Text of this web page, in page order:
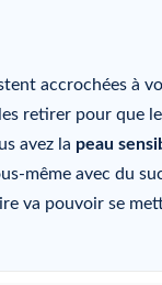
accrochées à
retirer pour que
avez la peau
même avec du
va pouvoir se